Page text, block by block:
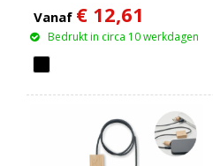
Vanaf € 12,61
Bedrukt in circa 10 werkdagen